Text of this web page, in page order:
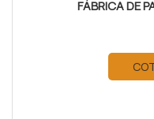
FÁBRICA DE